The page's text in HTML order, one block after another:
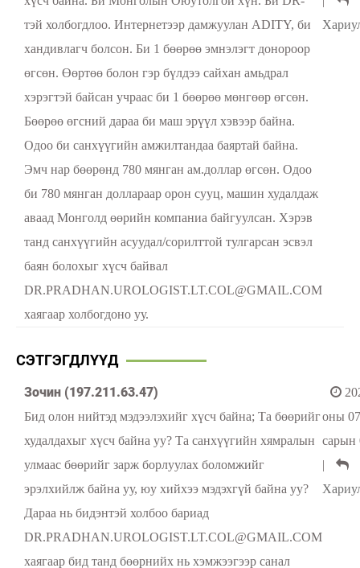
тэй холбогдлоо. Интернетээр дамжуулан ADITY, би
хандивлагч болсон. Би 1 бөөрөө эмнэлэгт донороор
өгсөн. Өөртөө болон гэр бүлдээ сайхан амьдрал
хэрэгтэй байсан учраас би 1 бөөрөө мөнгөөр өгсөн.
Бөөрөө өгсний дараа би маш эрүүл хэвээр байна.
Одоо би санхүүгийн амжилтандаа баяртай байна.
Эмч нар бөөрөнд 780 мянган ам.доллар өгсөн. Одоо
би 780 мянган доллараар орон сууц, машин худалдаж
аваад Монголд өөрийн компаниа байгуулсан. Хэрэв
танд санхүүгийн асуудал/сорилттой тулгарсан эсвэл
баян болохыг хүсч байвал
DR.PRADHAN.UROLOGIST.LT.COL@GMAIL.COM
хаягаар холбогдоно уу.
СЭТГЭГДЛҮҮД
Зочин (197.211.63.47)
Бид олон нийтэд мэдээлэхийг хүсч байна; Та бөөрийг
худалдахыг хүсч байна уу? Та санхүүгийн хямралын
улмаас бөөрийг зарж борлуулах боломжийг
эрэлхийлж байна уу, юу хийхээ мэдэхгүй байна уу?
Дараа нь бидэнтэй холбоо бариад
DR.PRADHAN.UROLOGIST.LT.COL@GMAIL.COM
хаягаар бид танд бөөрнийх нь хэмжээгээр санал
оны 07
сарын
|